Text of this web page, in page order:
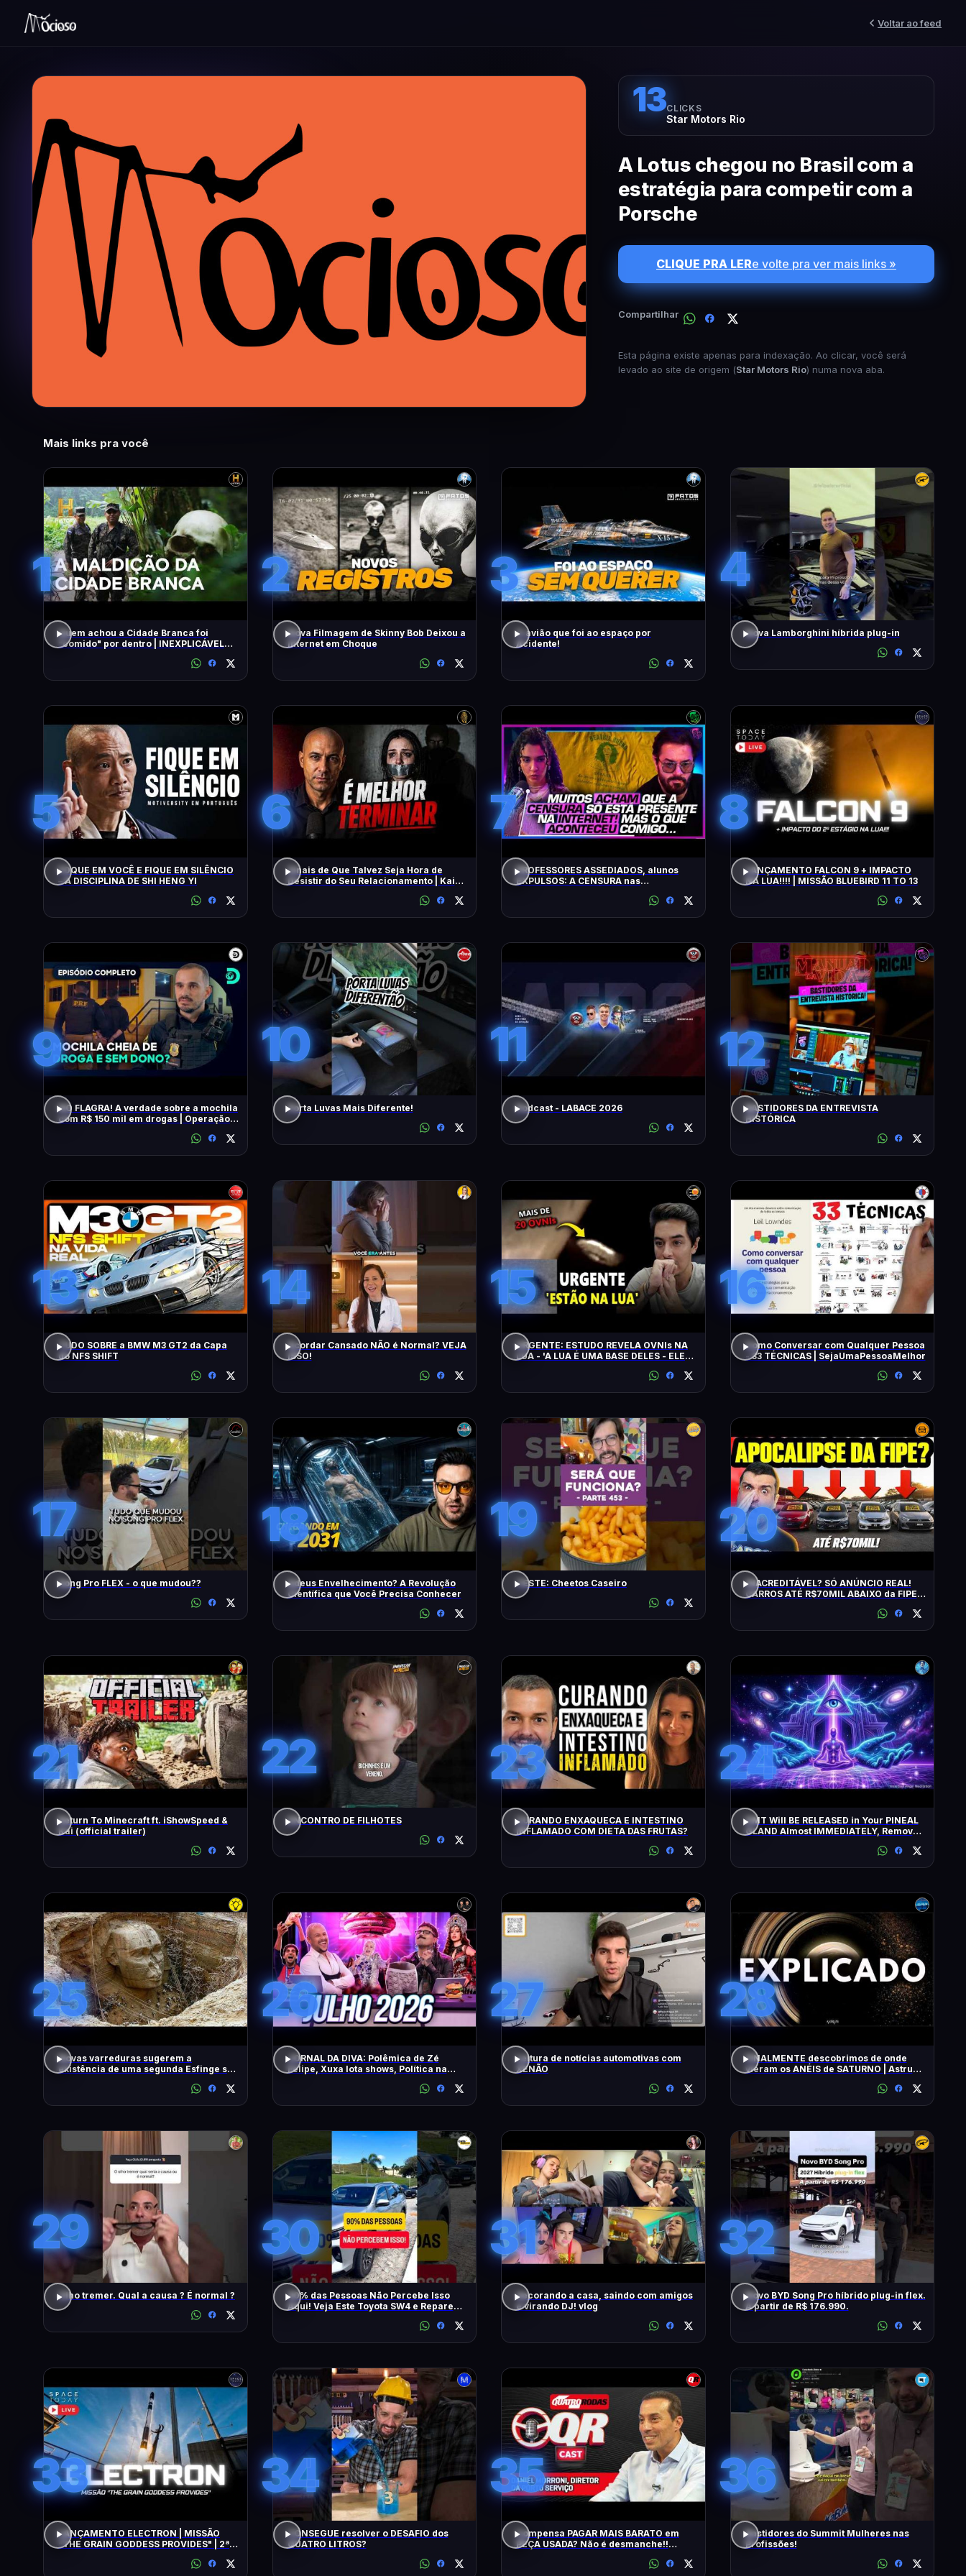
Voltar ao feed
13CLICKS
Star Motors Rio
A Lotus chegou no Brasil com a
estratégia para competir com a
Porsche
CLIQUE PRA LERe volte pra ver mais links »
Compartilhar
Esta página existe apenas para indexação. Ao clicar, você será
levado ao site de origem (Star Motors Rio) numa nova aba.
Mais links pra você
1
Quem achou a Cidade Branca foi
"comido" por dentro | INEXPLICÁVEL
2
Nova Filmagem de Skinny Bob Deixou a
Internet em Choque
3
O avião que foi ao espaço por
Acidente!
4
Nova Lamborghini híbrida plug-in
5
FOQUE EM VOCÊ E FIQUE EM SILÊNCIO
– A DISCIPLINA DE SHI HENG YI
6
Sinais de Que Talvez Seja Hora de
Desistir do Seu Relacionamento | Kaio
7
PROFESSORES ASSEDIADOS, alunos
EXPULSOS: A CENSURA nas
8
LANÇAMENTO FALCON 9 + IMPACTO
NA LUA!!!! | MISSÃO BLUEBIRD 11 TO 13
9
NO FLAGRA! A verdade sobre a mochila
com R$ 150 mil em drogas | Operação
10
Porta Luvas Mais Diferente!
11
Podcast - LABACE 2026
12
BASTIDORES DA ENTREVISTA
HISTÓRICA
13
TUDO SOBRE a BMW M3 GT2 da Capa
do NFS SHIFT
14
Acordar Cansado NÃO é Normal? VEJA
ISSO!
15
URGENTE: ESTUDO REVELA OVNIs NA
LUA - 'A LUA É UMA BASE DELES - ELES
16
Como Conversar com Qualquer Pessoa
- 33 TÉCNICAS | SejaUmaPessoaMelhor
17
Song Pro FLEX - o que mudou??
18
Adeus Envelhecimento? A Revolução
Científica que Você Precisa Conhecer
19
TESTE: Cheetos Caseiro
20
INACREDITÁVEL? SÓ ANÚNCIO REAL!
CARROS ATÉ R$70MIL ABAIXO da FIPE:
21
Return To Minecraft ft. iShowSpeed &
Kai (official trailer)
22
ENCONTRO DE FILHOTES
23
CURANDO ENXAQUECA E INTESTINO
INFLAMADO COM DIETA DAS FRUTAS?
24
DMT Will BE RELEASED in Your PINEAL
GLAND Almost IMMEDIATELY, Remove
25
Novas varreduras sugerem a
existência de uma segunda Esfinge sob
26
JORNAL DA DIVA: Polêmica de Zé
Felipe, Xuxa lota shows, Política na
27
Leitura de notícias automotivas com
XENÃO
28
FINALMENTE descobrimos de onde
vieram os ANÉIS de SATURNO | Astrum
29
Olho tremer. Qual a causa ? É normal ?
30
90% das Pessoas Não Percebe Isso
Aqui! Veja Este Toyota SW4 e Repare
31
decorando a casa, saindo com amigos
e virando DJ! vlog
32
Novo BYD Song Pro híbrido plug-in flex.
A partir de R$ 176.990.
33
LANÇAMENTO ELECTRON | MISSÃO
"THE GRAIN GODDESS PROVIDES" | 2ª
34
CONSEGUE resolver o DESAFIO dos
QUATRO LITROS?
35
Compensa PAGAR MAIS BARATO em
PEÇA USADA? Não é desmanche!!
36
Bastidores do Summit Mulheres nas
Profissões!